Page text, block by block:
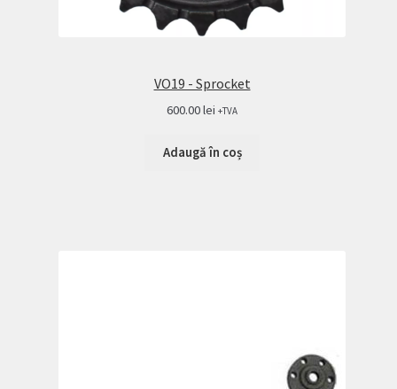
VO19 - Sprocket
600.00lei +TVA
Adaugă în coș